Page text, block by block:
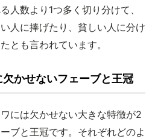
人数より1つ多く切り分けて、
人に捧げたり、貧しい人に分け
とも言われています。
かせないフェーブと王冠
には欠かせない大きな特徴が2
ブと王冠です。それぞれどのよ